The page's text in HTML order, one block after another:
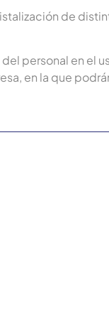
de
personal en el
en la que